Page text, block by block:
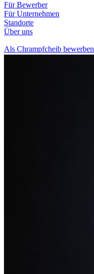
Für Bewerber
Für Unternehmen
Standorte
Über uns
Als Chrampfcheib bewerben